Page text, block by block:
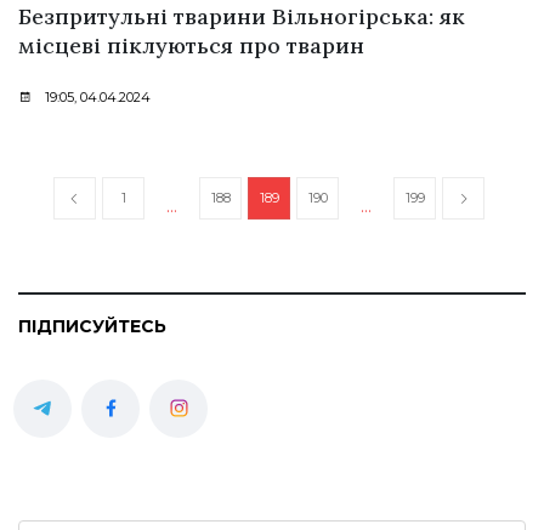
Безпритульні тварини Вільногірська: як
місцеві піклуються про тварин
19:05, 04.04.2024
1 … 188 189 190 … 199
ПІДПИСУЙТЕСЬ